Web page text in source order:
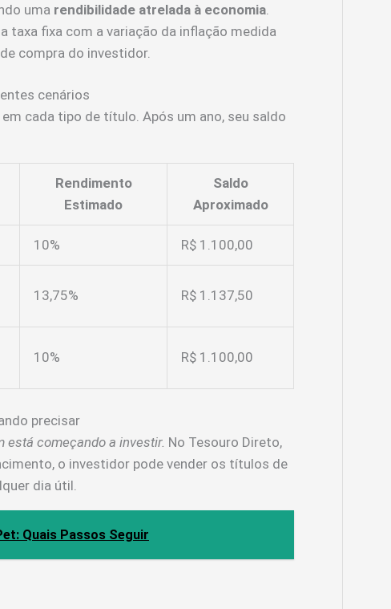
uma rendibilidade atrelada à economia
taxa fixa com a variação da inflação medida
compra do investidor.
cenários
cada tipo de título. Após um ano, seu saldo
Rendimento
Estimado
Saldo
Aproximado
10% R$ 1.100,00
13,75% R$ 1.137,50
10% R$ 1.100,00
precisar
está começando a investir. No Tesouro Direto,
o investidor pode vender os títulos de
dia útil.
Quais Passos Seguir